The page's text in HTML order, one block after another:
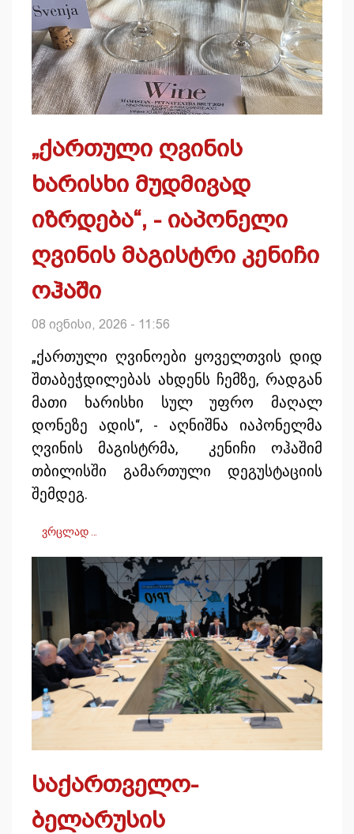
„ქართული ღვინის
ხარისხი მუდმივად
იზრდება“, - იაპონელი
ღვინის მაგისტრი კენიჩი
ოჰაში
08 ივნისი, 2026 - 11:56
„ქართული ღვინოები ყოველთვის დიდ
შთაბეჭდილებას ახდენს ჩემზე, რადგან
მათი ხარისხი სულ უფრო მაღალ
დონეზე ადის“, - აღნიშნა იაპონელმა
ღვინის მაგისტრმა, კენიჩი ოჰაშიმ
თბილისში გამართული დეგუსტაციის
შემდეგ.
ვრცლად …
საქართველო-
ბელარუსის